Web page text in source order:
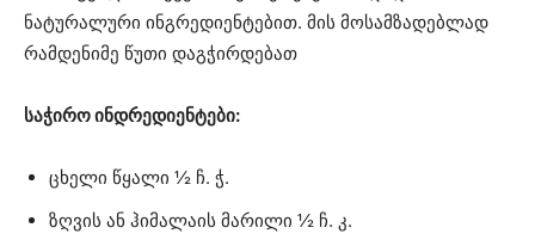
ნატურალური ინგრედიენტებით. მის მოსამზადებლად
რამდენიმე წუთი დაგჭირდებათ
საჭირო ინდრედიენტები:
ცხელი წყალი ½ ჩ. ჭ.
ზღვის ან ჰიმალაის მარილი ½ ჩ. კ.